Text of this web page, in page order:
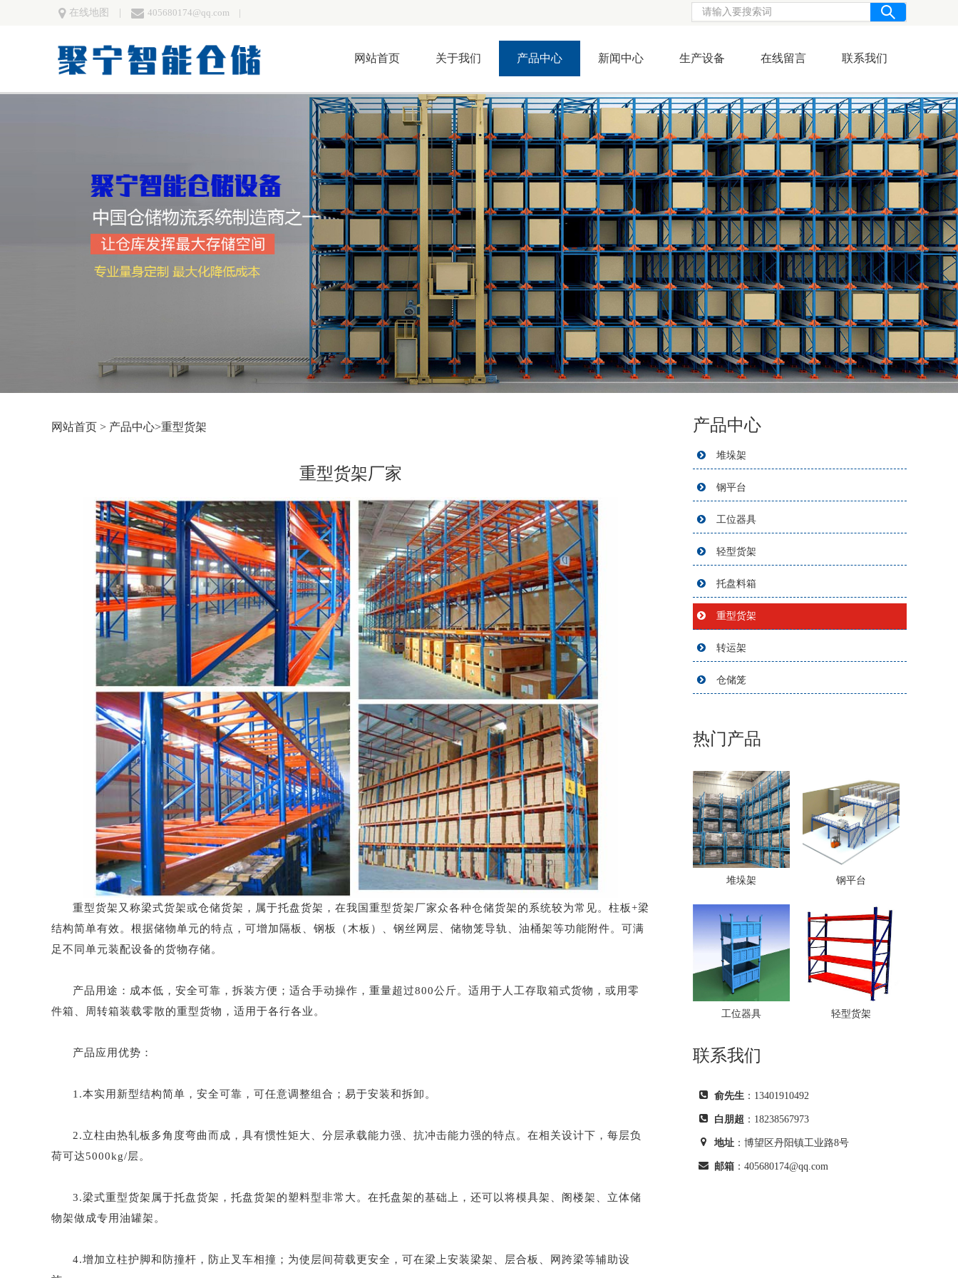
在线地图 | 405680174@qq.com |
网站首页 关于我们 产品中心 新闻中心 生产设备 在线留言 联系我们
产品中心
堆垛架
钢平台
工位器具
轻型货架
托盘料箱
重型货架
转运架
仓储笼
热门产品
堆垛架 钢平台
工位器具 轻型货架
联系我们
俞先生 ：13401910492
白朋超 ：18238567973
地址 ：博望区丹阳镇工业路8号
邮箱 ：405680174@qq.com
网站首页 > 产品中心>重型货架
重型货架厂家
重型货架又称梁式货架或仓储货架，属于托盘货架，在我国重型货架厂家众各种仓储货架的系统较为常见。柱板+梁
结构简单有效。根据储物单元的特点，可增加隔板、钢板（木板）、钢丝网层、储物笼导轨、油桶架等功能附件。可满
足不同单元装配设备的货物存储。
产品用途：成本低，安全可靠，拆装方便；适合手动操作，重量超过800公斤。适用于人工存取箱式货物，或用零
件箱、周转箱装载零散的重型货物，适用于各行各业。
产品应用优势：
1.本实用新型结构简单，安全可靠，可任意调整组合；易于安装和拆卸。
2.立柱由热轧板多角度弯曲而成，具有惯性矩大、分层承载能力强、抗冲击能力强的特点。在相关设计下，每层负
荷可达5000kg/层。
3.梁式重型货架属于托盘货架，托盘货架的塑料型非常大。在托盘架的基础上，还可以将模具架、阁楼架、立体储
物架做成专用油罐架。
4.增加立柱护脚和防撞杆，防止叉车相撞；为使层间荷载更安全，可在梁上安装梁架、层合板、网跨梁等辅助设